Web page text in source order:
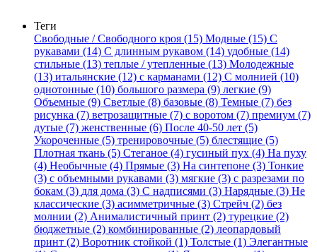
Теги
Свободные / Свободного кроя (15) Модные (15) С
рукавами (14) С длинным рукавом (14) удобные (14)
стильные (13) теплые / утепленные (13) Молодежные
(13) итальянские (12) с карманами (12) С молнией (10)
однотонные (10) большого размера (9) легкие (9)
Объемные (9) Светлые (8) базовые (8) Темные (7) без
рисунка (7) ветрозащитные (7) с воротом (7) премиум (7)
дутые (7) женственные (6) После 40-50 лет (5)
Укороченные (5) тренировочные (5) блестящие (5)
Плотная ткань (5) Стеганое (4) гусиный пух (4) На пуху
(4) Необычные (4) Прямые (3) На синтепоне (3) Тонкие
(3) с объемными рукавами (3) мягкие (3) с разрезами по
бокам (3) для дома (3) С надписями (3) Нарядные (3) Не
классические (3) асимметричные (3) Стрейч (2) без
молнии (2) Анималистичный принт (2) турецкие (2)
бюджетные (2) комбинированные (2) леопардовый
принт (2) Воротник стойкой (1) Толстые (1) Элегантные